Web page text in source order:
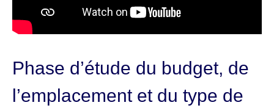
Phase d’étude du budget, de
l’emplacement et du type de